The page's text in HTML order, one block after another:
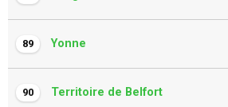
89 Yonne
90 Territoire de Belfort